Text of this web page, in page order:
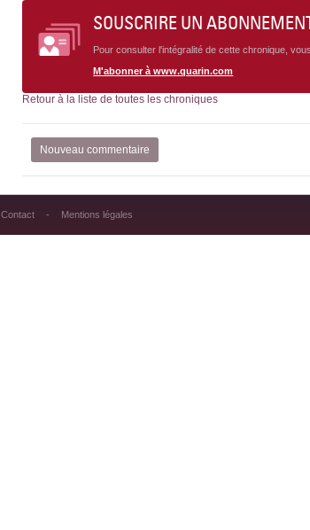
SOUSCRIRE UN
Pour consulter l'intégralité de cette chronique,
M'abonner à www.quarin.com
Retour à la liste de toutes les chroniques
Nouveau commentaire
Contact Mentions légales